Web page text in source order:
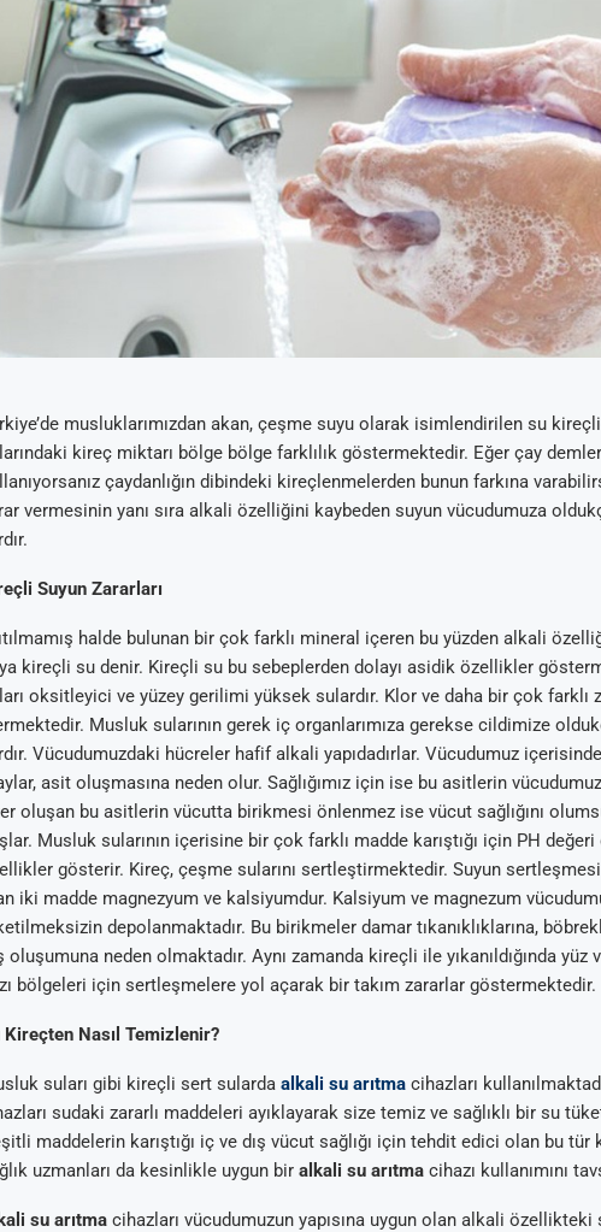
musluklarımızdan akan, çeşme suyu olarak isimlendirilen su
kireç miktarı bölge bölge farklılık göstermektedir. Eğer çay
çaydanlığın dibindeki kireçlenmelerden bunun farkına
vermesinin yanı sıra alkali özelliğini kaybeden suyun vücudumuza
Suyun Zararları
halde bulunan bir çok farklı mineral içeren bu yüzden alkali
kireçli su denir. Kireçli su bu sebeplerden dolayı asidik özellikler
oksitleyici ve yüzey gerilimi yüksek sulardır. Klor ve daha bir çok farklı
Musluk sularının gerek iç organlarımıza gerekse cildimize
Vücudumuzdaki hücreler hafif alkali yapıdadırlar. Vücudumuz
asit oluşmasına neden olur. Sağlığımız için ise bu asitlerin
oluşan bu asitlerin vücutta birikmesi önlenmez ise vücut sağlığını
Musluk sularının içerisine bir çok farklı madde karıştığı için PH
gösterir. Kireç, çeşme sularını sertleştirmektedir. Suyun
iki madde magnezyum ve kalsiyumdur. Kalsiyum ve magnezum
depolanmaktadır. Bu birikmeler damar tıkanıklıklarına,
oluşumuna neden olmaktadır. Aynı zamanda kireçli ile yıkanıldığında
bölgeleri için sertleşmelere yol açarak bir takım zararlar göstermektedir.
Kireçten Nasıl Temizlenir?
suları gibi kireçli sert sularda alkali su arıtma cihazları
sudaki zararlı maddeleri ayıklayarak size temiz ve sağlıklı bir su
maddelerin karıştığı iç ve dış vücut sağlığı için tehdit edici olan bu
uzmanları da kesinlikle uygun bir alkali su arıtma cihazı kullanımını
su arıtma cihazları vücudumuzun yapısına uygun olan alkali
Su Arıtma
Royal
17, 2025
Cihaz Tavsiyeleri
ve 2017
17, 2025
Malı Organik Su Arıtma
Rosu
17, 2025
Forum Tartışma ve
Alanları
17, 2025